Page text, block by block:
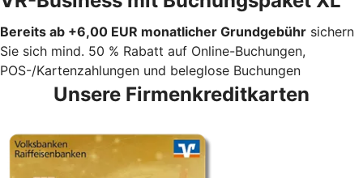
Bereits ab +6,00 EUR monatlicher Grundgebühr sichern
Sie sich mind. 50 % Rabatt auf Online-Buchungen,
POS-/Kartenzahlungen und beleglose Buchungen
Unsere Firmenkreditkarten